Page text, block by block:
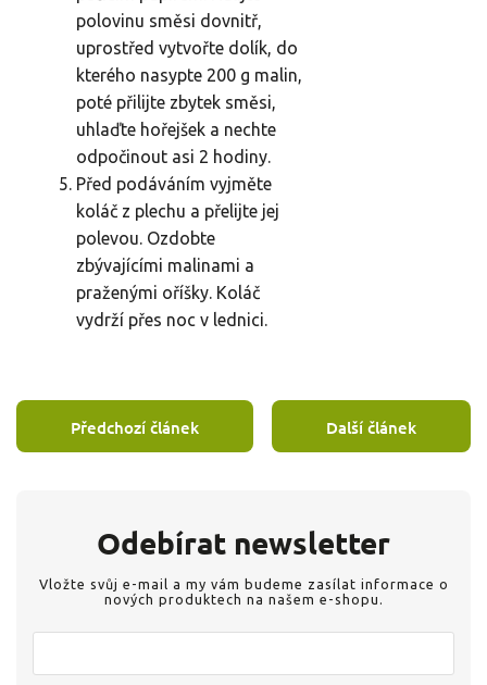
polovinu směsi dovnitř,
uprostřed vytvořte dolík, do
kterého nasypte 200 g malin,
poté přilijte zbytek směsi,
uhlaďte hořejšek a nechte
odpočinout asi 2 hodiny.
Před podáváním vyjměte
koláč z plechu a přelijte jej
polevou. Ozdobte
zbývajícími malinami a
praženými oříšky. Koláč
vydrží přes noc v lednici.
Předchozí článek Další článek
Odebírat newsletter
Vložte svůj e-mail a my vám budeme zasílat informace o
nových produktech na našem e-shopu.